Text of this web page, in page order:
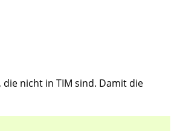
nicht in TIM sind. Damit die